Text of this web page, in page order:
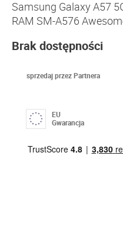
Samsung Galaxy A57
RAM SM-A576
Brak dostępności
sprzedaj przez Partnera
EU
Gwarancja